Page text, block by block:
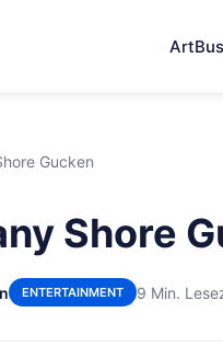
Art
Gucken
Shore
ENTERTAINMENT 9 Min.